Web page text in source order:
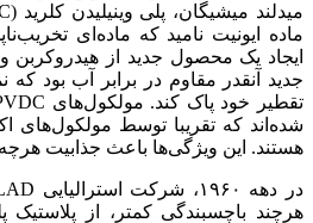
ماده ایونیت نامید که ماده‌ای
ایجاد یک محصول جدید از هیدروکربن
جدید آنقدر مقاوم در برابر آب بود
شده‌اند که تقریبا توسط مولکول‌های
هستند. این ویژگی‌ها باعث جذابیت
هرچند باچسبندگی کمتر، از پلاستیک